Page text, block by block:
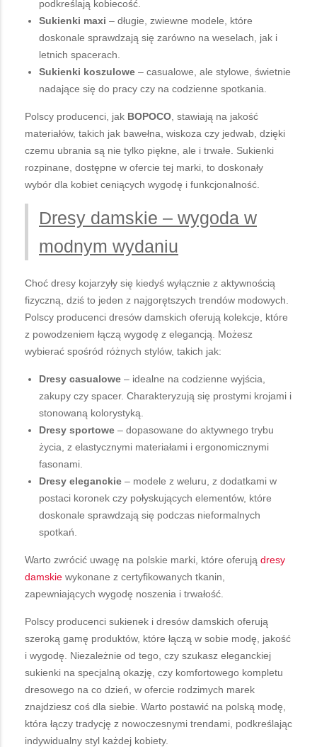
podkreślają kobiecość.
Sukienki maxi – długie, zwiewne modele, które
doskonale sprawdzają się zarówno na weselach, jak i
letnich spacerach.
Sukienki koszulowe – casualowe, ale stylowe, świetnie
nadające się do pracy czy na codzienne spotkania.
Polscy producenci, jak BOPOCO , stawiają na jakość
materiałów, takich jak bawełna, wiskoza czy jedwab, dzięki
czemu ubrania są nie tylko piękne, ale i trwałe. Sukienki
rozpinane, dostępne w ofercie tej marki, to doskonały
wybór dla kobiet ceniących wygodę i funkcjonalność.
Dresy damskie – wygoda w
modnym wydaniu
Choć dresy kojarzyły się kiedyś wyłącznie z aktywnością
fizyczną, dziś to jeden z najgorętszych trendów modowych.
Polscy producenci dresów damskich oferują kolekcje, które
z powodzeniem łączą wygodę z elegancją. Możesz
wybierać spośród różnych stylów, takich jak:
Dresy casualowe – idealne na codzienne wyjścia,
zakupy czy spacer. Charakteryzują się prostymi krojami i
stonowaną kolorystyką.
Dresy sportowe – dopasowane do aktywnego trybu
życia, z elastycznymi materiałami i ergonomicznymi
fasonami.
Dresy eleganckie – modele z weluru, z dodatkami w
postaci koronek czy połyskujących elementów, które
doskonale sprawdzają się podczas nieformalnych
spotkań.
Warto zwrócić uwagę na polskie marki, które oferują dresy
damskie wykonane z certyfikowanych tkanin,
zapewniających wygodę noszenia i trwałość.
Polscy producenci sukienek i dresów damskich oferują
szeroką gamę produktów, które łączą w sobie modę, jakość
i wygodę. Niezależnie od tego, czy szukasz eleganckiej
sukienki na specjalną okazję, czy komfortowego kompletu
dresowego na co dzień, w ofercie rodzimych marek
znajdziesz coś dla siebie. Warto postawić na polską modę,
która łączy tradycję z nowoczesnymi trendami, podkreślając
indywidualny styl każdej kobiety.